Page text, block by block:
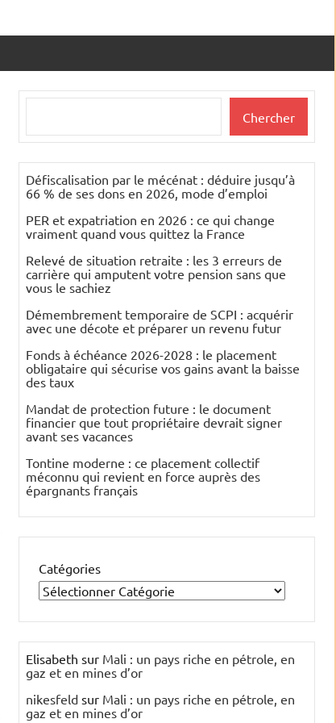
Chercher
Défiscalisation par le mécénat : déduire jusqu’à
66 % de ses dons en 2026, mode d’emploi
PER et expatriation en 2026 : ce qui change
vraiment quand vous quittez la France
Relevé de situation retraite : les 3 erreurs de
carrière qui amputent votre pension sans que
vous le sachiez
Démembrement temporaire de SCPI : acquérir
avec une décote et préparer un revenu futur
Fonds à échéance 2026-2028 : le placement
obligataire qui sécurise vos gains avant la baisse
des taux
Mandat de protection future : le document
financier que tout propriétaire devrait signer
avant ses vacances
Tontine moderne : ce placement collectif
méconnu qui revient en force auprès des
épargnants français
Catégories
Elisabeth sur Mali : un pays riche en pétrole, en
gaz et en mines d’or
nikesfeld sur Mali : un pays riche en pétrole, en
gaz et en mines d’or